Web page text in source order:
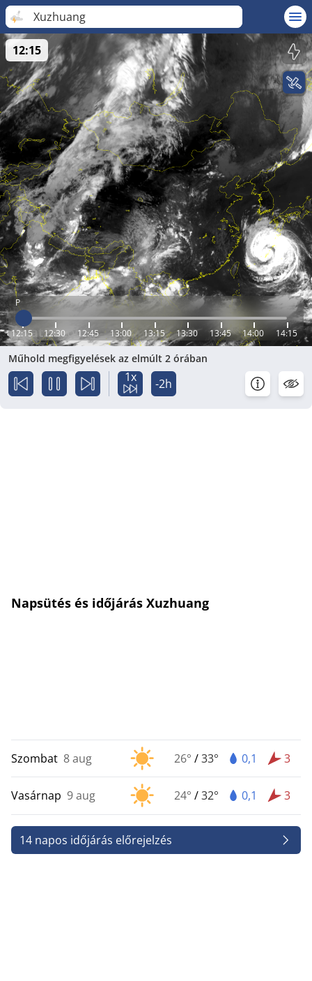
Xuzhuang
P
12:15 12:30 12:45 13:00 13:15 13:30 13:45 14:00 14:15
12:15
Műhold megfigyelések az elmúlt 2 órában
1x -2h
Napsütés és időjárás Xuzhuang
Szombat 8 aug 26° /33° 0,1 3
Vasárnap 9 aug 24° /32° 0,1 3
14 napos időjárás előrejelzés